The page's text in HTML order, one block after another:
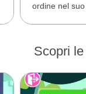
ordine nel
Scopri